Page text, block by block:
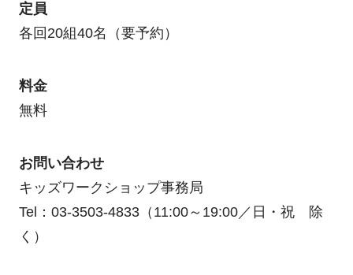
定員
各回20組40名（要予約）
料金
無料
お問い合わせ
キッズワークショップ事務局
Tel：03-3503-4833（11:00～19:00／日・祝 除
く）